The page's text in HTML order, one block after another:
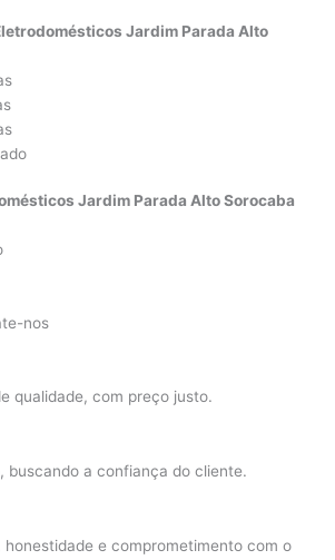
Jardim Parada Alto
Jardim Parada Alto Sorocaba
nos
qualidade, com preço justo.
buscando a confiança do cliente.
honestidade e comprometimento com o